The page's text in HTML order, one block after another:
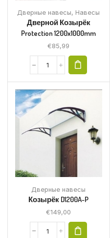
Дверные навесы, Навесы
Дверной Козырёк
Protection 1200x1000mm
€85,99
Дверные навесы
Козырёк D1200A-P
€149,00